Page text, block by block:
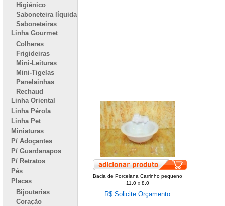
Higiênico
Saboneteira líquida
Saboneteiras
Linha Gourmet
Colheres
Frigideiras
Mini-Leituras
Mini-Tigelas
Panelainhas
Rechaud
Linha Oriental
Linha Pérola
Linha Pet
Miniaturas
P/ Adoçantes
P/ Guardanapos
P/ Retratos
Pés
Placas
Bijouterias
Coração
Bacia de Porcelana Carrinho pequeno
11,0 x 8,0
R$ Solicite Orçamento